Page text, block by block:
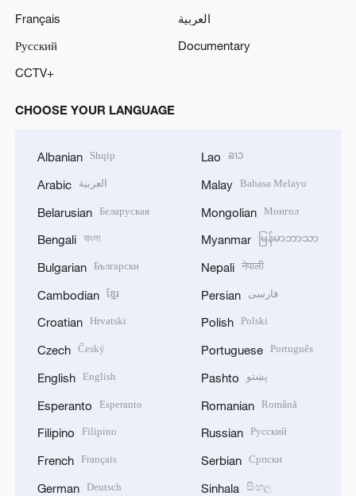
Français
العربية
Русский
Documentary
CCTV+
CHOOSE YOUR LANGUAGE
Albanian Shqip
Arabic العربية
Belarusian Беларуская
Bengali বাংলা
Bulgarian Български
Cambodian ខ្មែរ
Croatian Hrvatski
Czech Český
English English
Esperanto Esperanto
Filipino Filipino
French Français
German Deutsch
Lao ລາວ
Malay Bahasa Melayu
Mongolian Монгол
Myanmar မြန်မာဘာသာ
Nepali नेपाली
Persian فارسی
Polish Polski
Portuguese Português
Pashto پښتو
Romanian Română
Russian Русский
Serbian Српски
Sinhala සිංහල